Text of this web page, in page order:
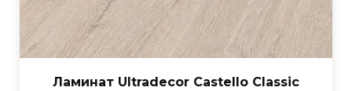
Ламинат Ultradecor Castello Classic